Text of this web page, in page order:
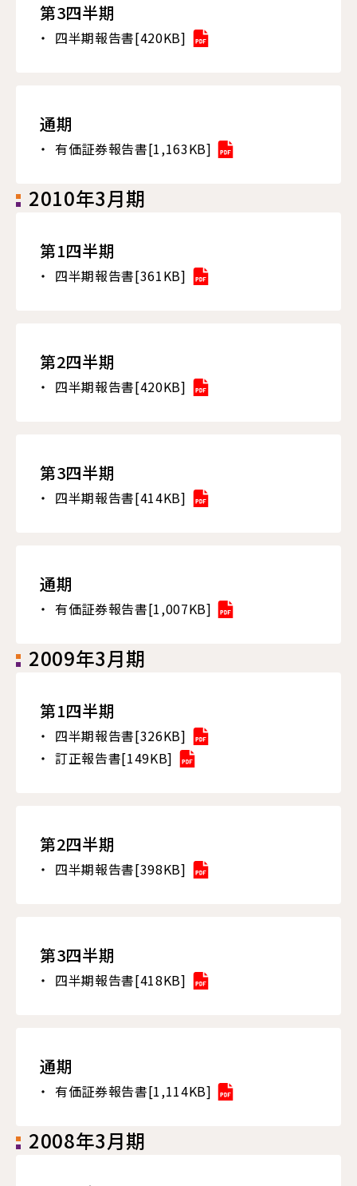
第3四半期
四半期報告書[420KB]
通期
有価証券報告書[1,163KB]
2010年3月期
第1四半期
四半期報告書[361KB]
第2四半期
四半期報告書[420KB]
第3四半期
四半期報告書[414KB]
通期
有価証券報告書[1,007KB]
2009年3月期
第1四半期
四半期報告書[326KB]
訂正報告書[149KB]
第2四半期
四半期報告書[398KB]
第3四半期
四半期報告書[418KB]
通期
有価証券報告書[1,114KB]
2008年3月期